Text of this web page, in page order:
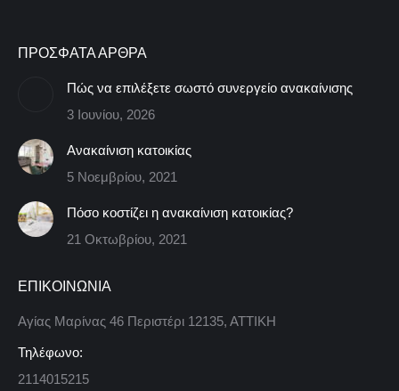
ΠΡΟΣΦΑΤΑ ΑΡΘΡΑ
Πώς να επιλέξετε σωστό συνεργείο ανακαίνισης
3 Ιουνίου, 2026
Ανακαίνιση κατοικίας
5 Νοεμβρίου, 2021
Πόσο κοστίζει η ανακαίνιση κατοικίας?
21 Οκτωβρίου, 2021
ΕΠΙΚΟΙΝΩΝΙΑ
Αγίας Μαρίνας 46 Περιστέρι 12135, ΑΤΤΙΚΗ
Τηλέφωνο:
2114015215